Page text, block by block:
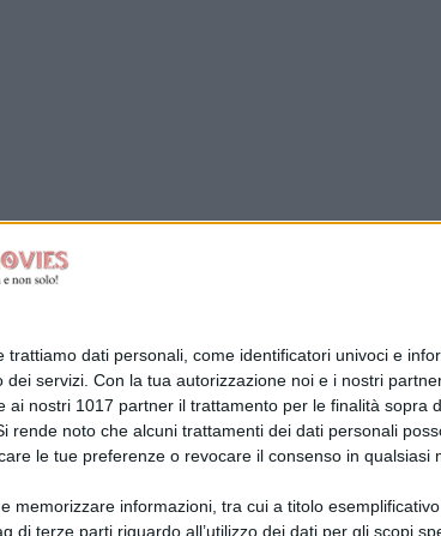
dati personali, come identificatori univoci e
servizi. Con la tua autorizzazione noi e i nostri
nostri 1017 partner il trattamento per le finalità sopra
rende noto che alcuni trattamenti dei dati personali
le tue preferenze o revocare il consenso in
informazioni, tra cui a titolo
terze parti riguardo all’utilizzo dei dati per gli scopi
Disclaimer